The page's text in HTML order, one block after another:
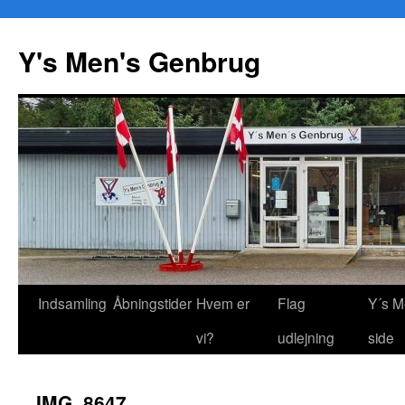
Y's Men's Genbrug
Hop
Indsamling Åbningstider Hvem er
vi?
Flag
udlejning
Y´s
side